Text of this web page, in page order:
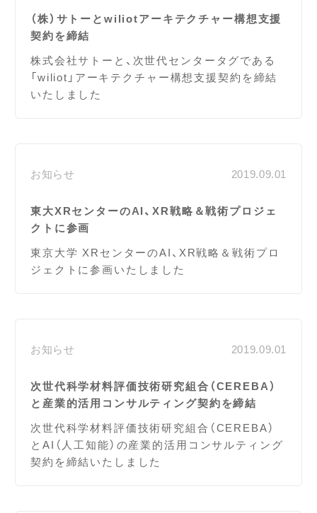
（株）サトーとwiliotアーキテクチャー構想支援
契約を締結
株式会社サトーと、次世代センタータグである
「wiliot」アーキテクチャー構想支援契約を締結
いたしました
お知らせ 2019.09.01
東大XRセンターのAI、XR戦略＆戦術プロジェ
クトに参画
東京大学 XRセンターのAI、XR戦略＆戦術プロ
ジェクトに参画いたしました
お知らせ 2019.09.01
次世代科学材料評価技術研究組合（CEREBA）
と産業的活用コンサルティング契約を締結
次世代科学材料評価技術研究組合（CEREBA）
とAI（人工知能）の産業的活用コンサルティング
契約を締結いたしました